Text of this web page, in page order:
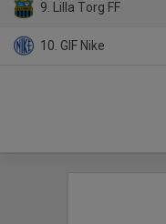
9. Lilla Torg FF
10. GIF Nike